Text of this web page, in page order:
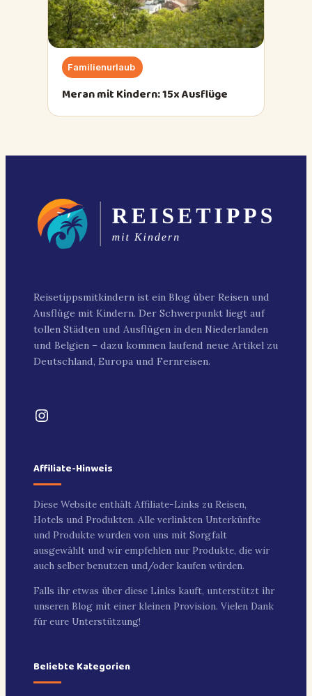
Familienurlaub
Meran mit Kindern: 15x Ausflüge
Reisetippsmitkindern ist ein Blog über Reisen und
Ausflüge mit Kindern. Der Schwerpunkt liegt auf
tollen Städten und Ausflügen in den Niederlanden
und Belgien – dazu kommen laufend neue Artikel zu
Deutschland, Europa und Fernreisen.
Instagram
Affiliate-Hinweis
Diese Website enthält Affiliate-Links zu Reisen,
Hotels und Produkten. Alle verlinkten Unterkünfte
und Produkte wurden von uns mit Sorgfalt
ausgewählt und wir empfehlen nur Produkte, die wir
auch selber benutzen und/oder kaufen würden.
Falls ihr etwas über diese Links kauft, unterstützt ihr
unseren Blog mit einer kleinen Provision. Vielen Dank
für eure Unterstützung!
Beliebte Kategorien